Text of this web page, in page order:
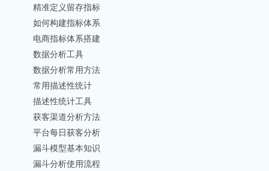
精准定义留存指标
如何构建指标体系
电商指标体系搭建
数据分析工具
数据分析常用方法
常用描述性统计
描述性统计工具
获客渠道分析方法
平台每日获客分析
漏斗模型基本知识
漏斗分析使用流程